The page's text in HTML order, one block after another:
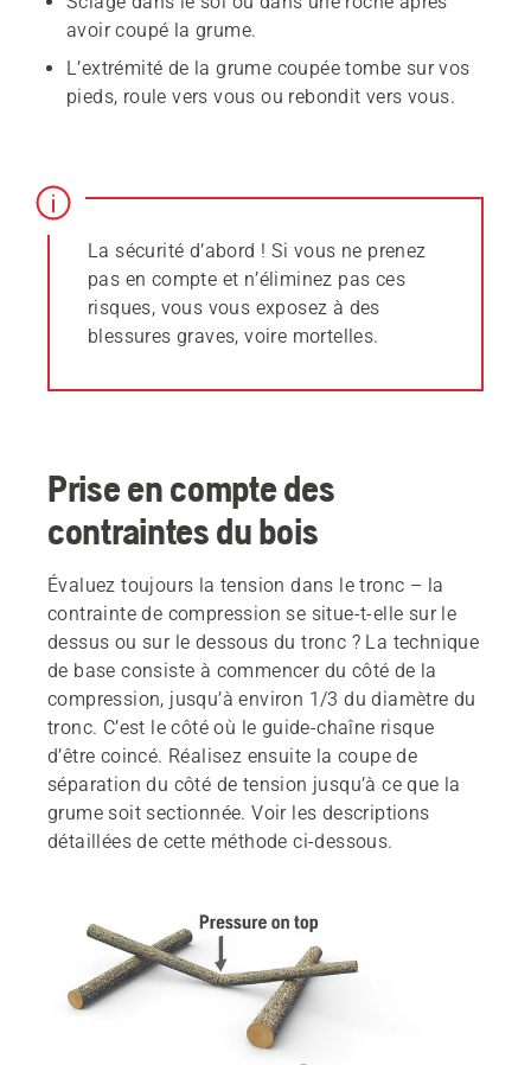
avoir coupé la grume.
L’extrémité de la grume coupée tombe sur vos
pieds, roule vers vous ou rebondit vers vous.
La sécurité d’abord ! Si vous ne prenez
pas en compte et n’éliminez pas ces
risques, vous vous exposez à des
blessures graves, voire mortelles.
Prise en compte des
contraintes du bois
Évaluez toujours la tension dans le tronc – la
contrainte de compression se situe-t-elle sur le
dessus ou sur le dessous du tronc ? La technique
de base consiste à commencer du côté de la
compression, jusqu’à environ 1/3 du diamètre du
tronc. C’est le côté où le guide-chaîne risque
d’être coincé. Réalisez ensuite la coupe de
séparation du côté de tension jusqu’à ce que la
grume soit sectionnée. Voir les descriptions
détaillées de cette méthode ci-dessous.